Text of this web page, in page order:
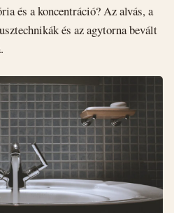
és a koncentráció? Az alvás, a
és az agytorna bevált